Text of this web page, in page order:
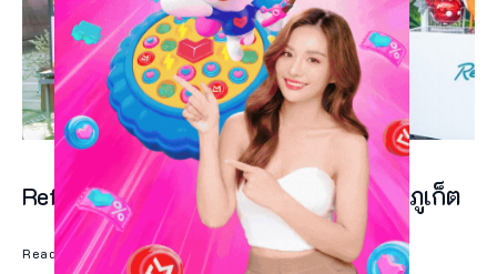
Refresh Cafe Phuket คาเฟ่ผลไม้เจ้าดังภูเก็ต
Read More